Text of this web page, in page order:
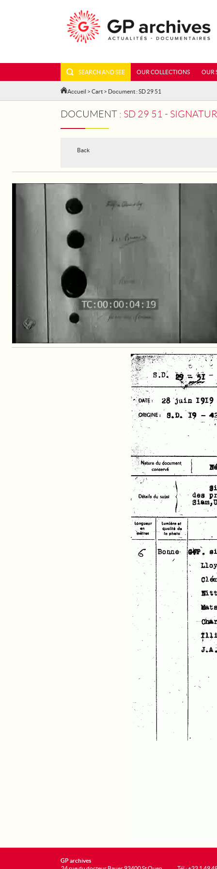
SEARCH AND SEE OUR COLLECTIONS OUR
Accueil > Cart > Document : SD 29 51
DOCUMENT : SD 29 51 -
Back
GP archives